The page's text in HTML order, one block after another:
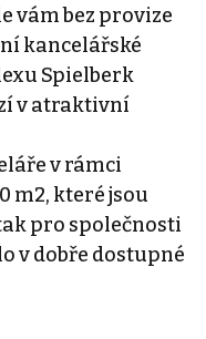
vám bez provize
kancelářské
Spielberk
v atraktivní
v rámci
m2, které jsou
pro společnosti
v dobře dostupné